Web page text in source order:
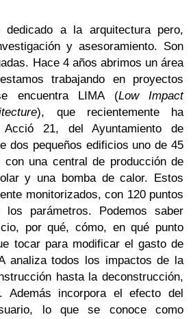
dedicado a la arquitectura pero,
y asesoramiento. Son
Hace 4 años abrimos un área
trabajando en proyectos
encuentra LIMA (Low Impact
), que recientemente ha
21, del Ayuntamiento de
dos pequeños edificios uno de 45
una central de producción de
y una bomba de calor. Estos
monitorizados, con 120 puntos
parámetros. Podemos saber
por qué, cómo, en qué punto
tocar para modificar el gasto de
analiza todos los impactos de la
hasta la deconstrucción,
Además incorpora el efecto del
lo que se conoce como